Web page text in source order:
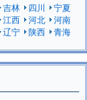
吉林 四川
宁夏
江西 河北
河南
辽宁 陕西
青海